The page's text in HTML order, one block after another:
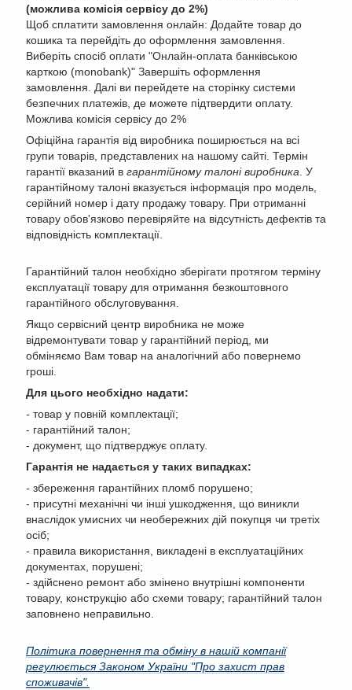
(можлива комісія сервісу до 2%)
Щоб сплатити замовлення онлайн: Додайте товар до
кошика та перейдіть до оформлення замовлення.
Виберіть спосіб оплати "Онлайн-оплата банківською
карткою (monobank)" Завершіть оформлення
замовлення. Далі ви перейдете на сторінку системи
безпечних платежів, де можете підтвердити оплату.
Можлива комісія сервісу до 2%
Офіційна гарантія від виробника поширюється на всі
групи товарів, представлених на нашому сайті. Термін
гарантії вказаний в гарантійному талоні виробника . У
гарантійному талоні вказується інформація про модель,
серійний номер і дату продажу товару. При отриманні
товару обов'язково перевіряйте на відсутність дефектів та
відповідність комплектації.
Гарантійний талон необхідно зберігати протягом терміну
експлуатації товару для отримання безкоштовного
гарантійного обслуговування.
Якщо сервісний центр виробника не може
відремонтувати товар у гарантійний період, ми
обміняємо Вам товар на аналогічний або повернемо
гроші.
Для цього необхідно надати:
- товар у повній комплектації;
- гарантійний талон;
- документ, що підтверджує оплату.
Гарантія не надається у таких випадках:
- збереження гарантійних пломб порушено;
- присутні механічні чи інші ушкодження, що виникли
внаслідок умисних чи необережних дій покупця чи третіх
осіб;
- правила використання, викладені в експлуатаційних
документах, порушені;
- здійснено ремонт або змінено внутрішні компоненти
товару, конструкцію або схеми товару; гарантійний талон
заповнено неправильно.
Політика повернення та обміну в нашій компанії
регулюється Законом України "Про захист прав
споживачів".